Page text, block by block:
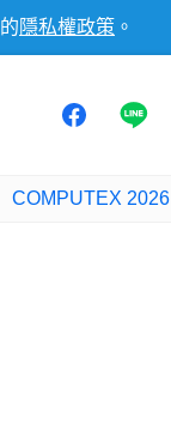
隱私權政策 。
COMPUTEX 2026